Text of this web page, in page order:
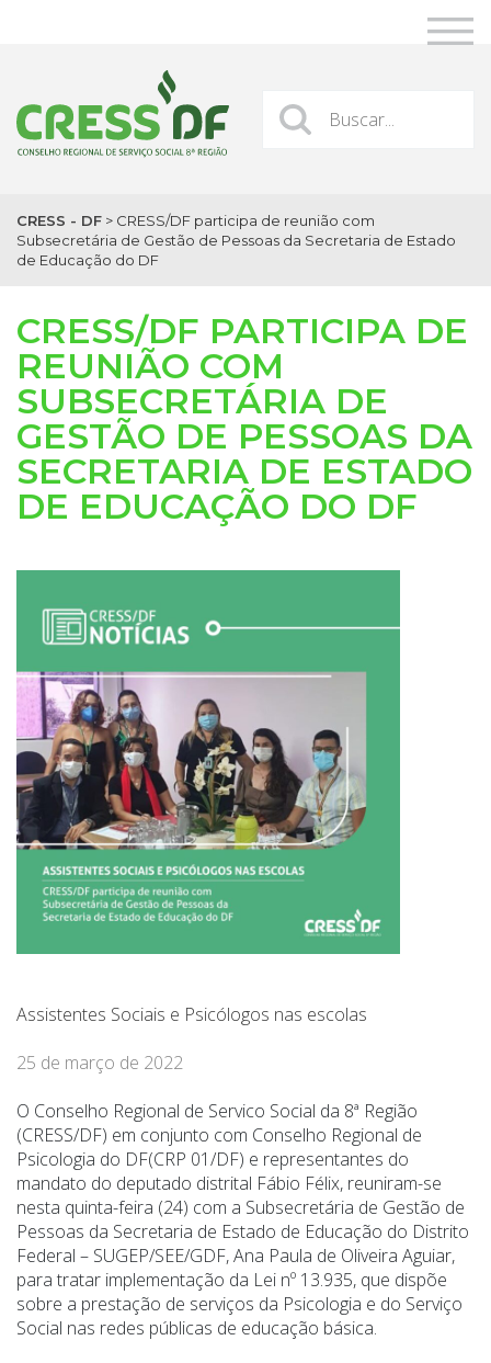
CRESS - DF > CRESS/DF participa de reunião com
Subsecretária de Gestão de Pessoas da Secretaria de Estado
de Educação do DF
CRESS/DF PARTICIPA DE
REUNIÃO COM
SUBSECRETÁRIA DE
GESTÃO DE PESSOAS DA
SECRETARIA DE ESTADO
DE EDUCAÇÃO DO DF
Assistentes Sociais e Psicólogos nas escolas
25 de março de 2022
O Conselho Regional de Servico Social da 8ª Região
(CRESS/DF) em conjunto com Conselho Regional de
Psicologia do DF(CRP 01/DF) e representantes do
mandato do deputado distrital Fábio Félix, reuniram-se
nesta quinta-feira (24) com a Subsecretária de Gestão de
Pessoas da Secretaria de Estado de Educação do Distrito
Federal – SUGEP/SEE/GDF, Ana Paula de Oliveira Aguiar,
para tratar implementação da Lei nº 13.935, que dispõe
sobre a prestação de serviços da Psicologia e do Serviço
Social nas redes públicas de educação básica.